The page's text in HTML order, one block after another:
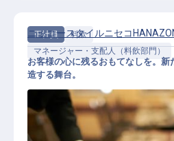
正社員
料飲
マネージャー・支配人（料飲部門）
ニッコースタイルニセコ
お客様の心に残るおもてなしを。新
造する舞台。